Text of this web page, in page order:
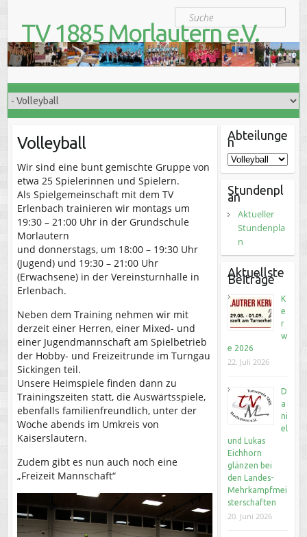
Suche
TV 1885 Morlautern e.V.
Der Turnverein für Jung und Alt
Volleyball
Wir sind eine bunt gemischte Gruppe von
etwa 25 Spielerinnen und Spielern.
Als Spielgemeinschaft mit dem TV
Erlenbach trainieren wir montags um
19:30 – 21:00 Uhr in der Grundschule
Morlautern
und donnerstags, um 18:00 – 19:30 Uhr
(Jugend) und 19:30 – 21:00 Uhr
(Erwachsene) in der Vereinsturnhalle in
Erlenbach.
Neben dem Training nehmen wir mit
derzeit einer Herren, einer Mixed- und
einer Jugendmannschaft am Spielbetrieb
der Hobby- und Freizeitrunde im Turngau
Sickingen teil.
Unsere Heimspiele finden dann zu
Trainingszeiten statt, die Auswärtsspiele,
ebenfalls familienfreundlich, unter der
Woche abends im Umkreis von
Kaiserslautern.
Zudem gibt es nun auch noch eine
„Freizeit Mannschaft“
Abteilunge
n
Stundenpl
an
Aktueller
Stundenpla
n
Aktuellste
Beiträge
K
e
r
w
e 2026
22. Juli 2026
D
a
ni
el
und Lukas
Eichhorn
glänzen bei
den Landes-
Mehrkampfmei
sterschaften
20. Juni 2026